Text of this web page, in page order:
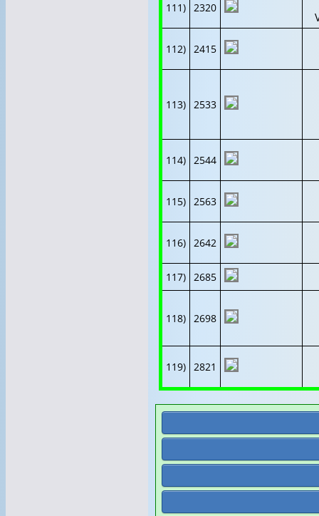
111) 2320
112) 2415
113) 2533
114) 2544
115) 2563
116) 2642
117) 2685
118) 2698
119) 2821